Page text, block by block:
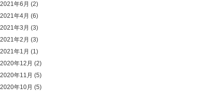
2021年6月 (2)
2021年4月 (6)
2021年3月 (3)
2021年2月 (3)
2021年1月 (1)
2020年12月 (2)
2020年11月 (5)
2020年10月 (5)